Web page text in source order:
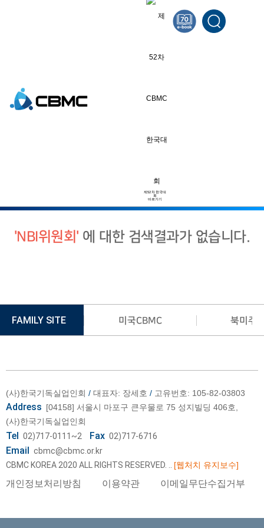
제52차 한국대
회
바로가기
검색결과
#NBI위원회
'NBI위원회' 에 대한 검색결과가 없습니다.
FAMILY SITE
국제CBMC 미국CBMC 북미주
(사)한국기독실업인회 / 대표자: 장세호 / 고유번호: 105-82-03803
Address [04158] 서울시 마포구 큰우물로 75 성지빌딩 406호,
(사)한국기독실업인회
Tel 02)717-0111~2 Fax 02)717-6716
Email cbmc@cbmc.or.kr
CBMC KOREA 2020 ALL RIGHTS RESERVED.
[웹처치 유지보수]
개인정보처리방침 이용약관 이메일무단수집거부